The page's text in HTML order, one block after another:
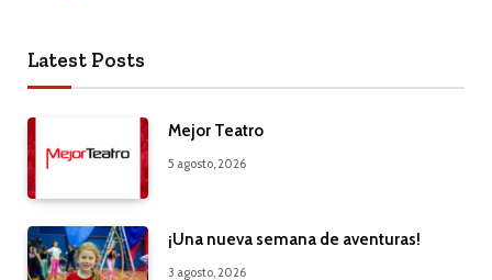
Latest Posts
Mejor Teatro
5 agosto, 2026
¡Una nueva semana de aventuras!
3 agosto, 2026